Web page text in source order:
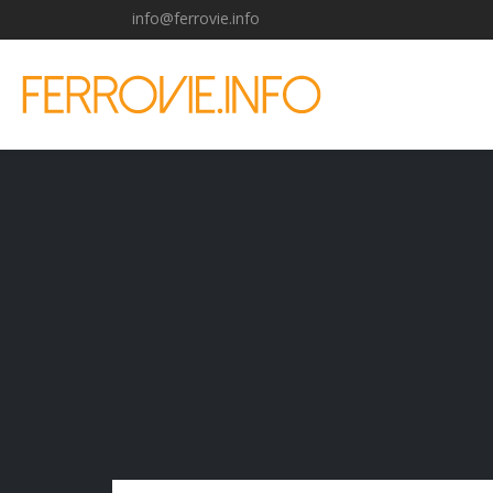
info@ferrovie.info